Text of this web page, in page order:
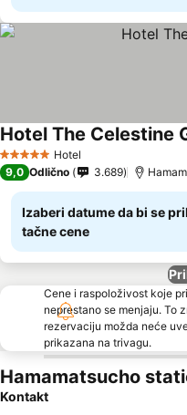
5 ZvezdiceHotel
Hotel The Celestine
9,0 Odlično 3.689
Izaberi datume da bi se
tačne cene
Cene i raspoloživost koje
neprestano se menjaju. To
rezervaciju možda neće
prikazana na trivagu.
Hamamatsucho
Kontakt